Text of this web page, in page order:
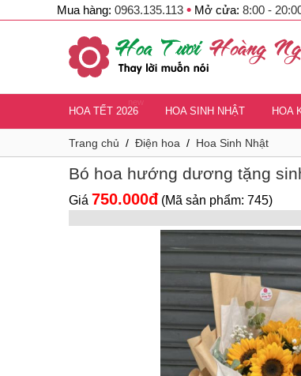
Mua hàng: 0963.135.113 • Mở cửa: 8:00 -
new
HOA TẾT 2026 HOA SINH NHẬT HOA
Trang chủ / Điện hoa / Hoa Sinh Nhật
Bó hoa hướng dương tặng
Giá 750.000đ (Mã sản phẩm: 745)